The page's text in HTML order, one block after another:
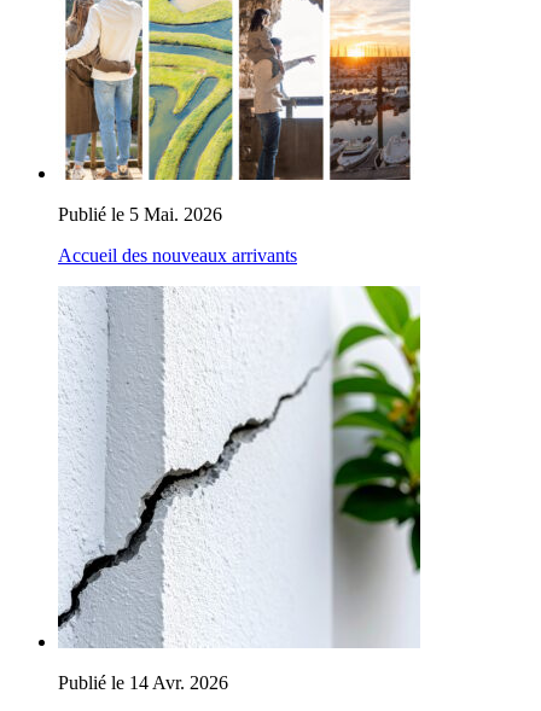
Publié le 5 Mai. 2026
Accueil des nouveaux arrivants
Publié le 14 Avr. 2026